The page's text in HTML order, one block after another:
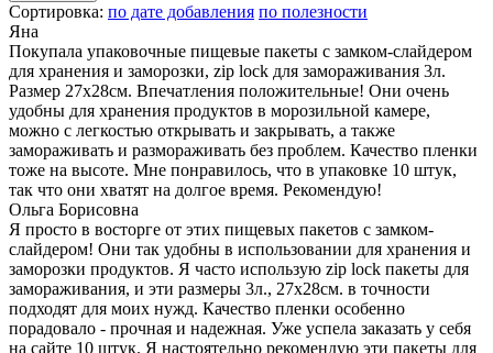
Сортировка: по дате добавления по полезности
Яна
Покупала упаковочные пищевые пакеты с замком-слайдером
для хранения и заморозки, zip lock для замораживания 3л.
Размер 27х28см. Впечатления положительные! Они очень
удобны для хранения продуктов в морозильной камере,
можно с легкостью открывать и закрывать, а также
замораживать и размораживать без проблем. Качество пленки
тоже на высоте. Мне понравилось, что в упаковке 10 штук,
так что они хватят на долгое время. Рекомендую!
Ольга Борисовна
Я просто в восторге от этих пищевых пакетов с замком-
слайдером! Они так удобны в использовании для хранения и
заморозки продуктов. Я часто использую zip lock пакеты для
замораживания, и эти размеры 3л., 27х28см. в точности
подходят для моих нужд. Качество пленки особенно
порадовало - прочная и надежная. Уже успела заказать у себя
на сайте 10 штук. Я настоятельно рекомендую эти пакеты для